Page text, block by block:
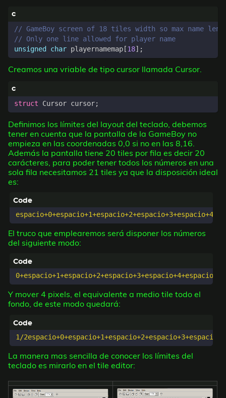
unsigned char playernamemap[18];
Creamos una vriable de tipo cursor llamada Cursor.
struct Cursor cursor;
Definimos los límites del layout del teclado, debemos
tener en cuenta que la pantalla de la GameBoy no
empieza en las coordenadas 0,0 si no en las 8,16.
Además la pantalla tiene 20 tiles por fila es decir 20
carácteres, para poder tener todos los números en una
sola fila necesitamos 21 tiles ya que la disposición ideal
es:
El truco que emplearemos será disponer los números
del siguiente modo:
Y mover 4 pixels, el equivalente a medio tile todo el
fondo, de este modo quedará:
La manera mas sencilla de conocer los límites del
teclado es mirarlo en el tile editor: